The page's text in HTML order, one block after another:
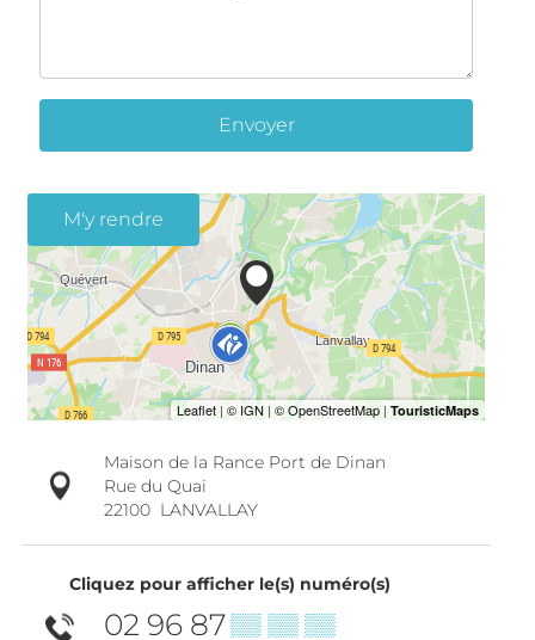
Envoyer
M'y rendre
Maison de la Rance Port de Dinan
Rue du Quai
22100 LANVALLAY
Cliquez pour afficher le(s) numéro(s)
02 96 87▒▒ ▒▒ ▒▒